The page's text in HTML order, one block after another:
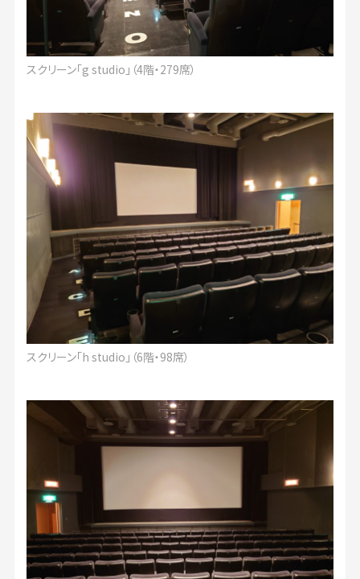
スクリーン「g studio」（4階・279席）
スクリーン「h studio」（6階・98席）